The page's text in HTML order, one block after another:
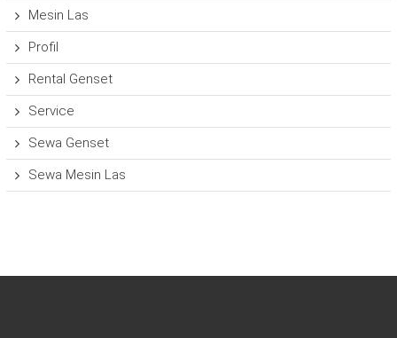
Mesin Las
Profil
Rental Genset
Service
Sewa Genset
Sewa Mesin Las